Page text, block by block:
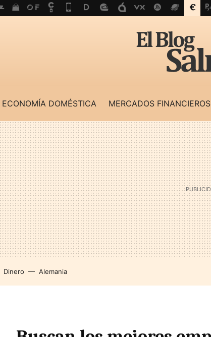
ECONOMÍA DOMÉSTICA MERCADOS FINANCIEROS
Dinero Alemania